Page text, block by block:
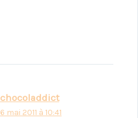
chocoladdict
6 mai 2011 à 10:41